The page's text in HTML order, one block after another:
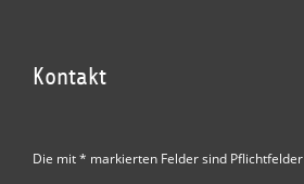
Kontakt
Die mit * markierten Felder sind Pflichtfelder